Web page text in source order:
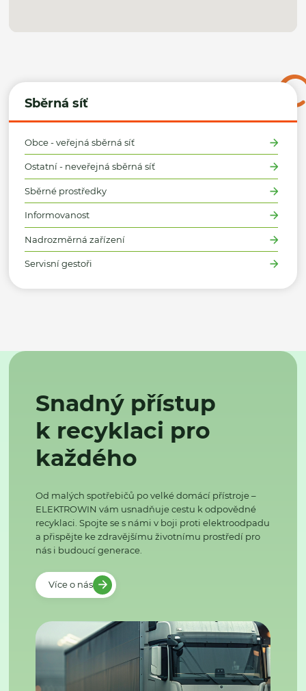
Sběrná síť
Obce - veřejná sběrná síť
Ostatní - neveřejná sběrná síť
Sběrné prostředky
Informovanost
Nadrozměrná zařízení
Servisní gestoři
Snadný přístup
k recyklaci pro
každého
Od malých spotřebičů po velké domácí přístroje –
ELEKTROWIN vám usnadňuje cestu k odpovědné
recyklaci. Spojte se s námi v boji proti elektroodpadu
a přispějte ke zdravějšímu životnímu prostředí pro
nás i budoucí generace.
Více o nás